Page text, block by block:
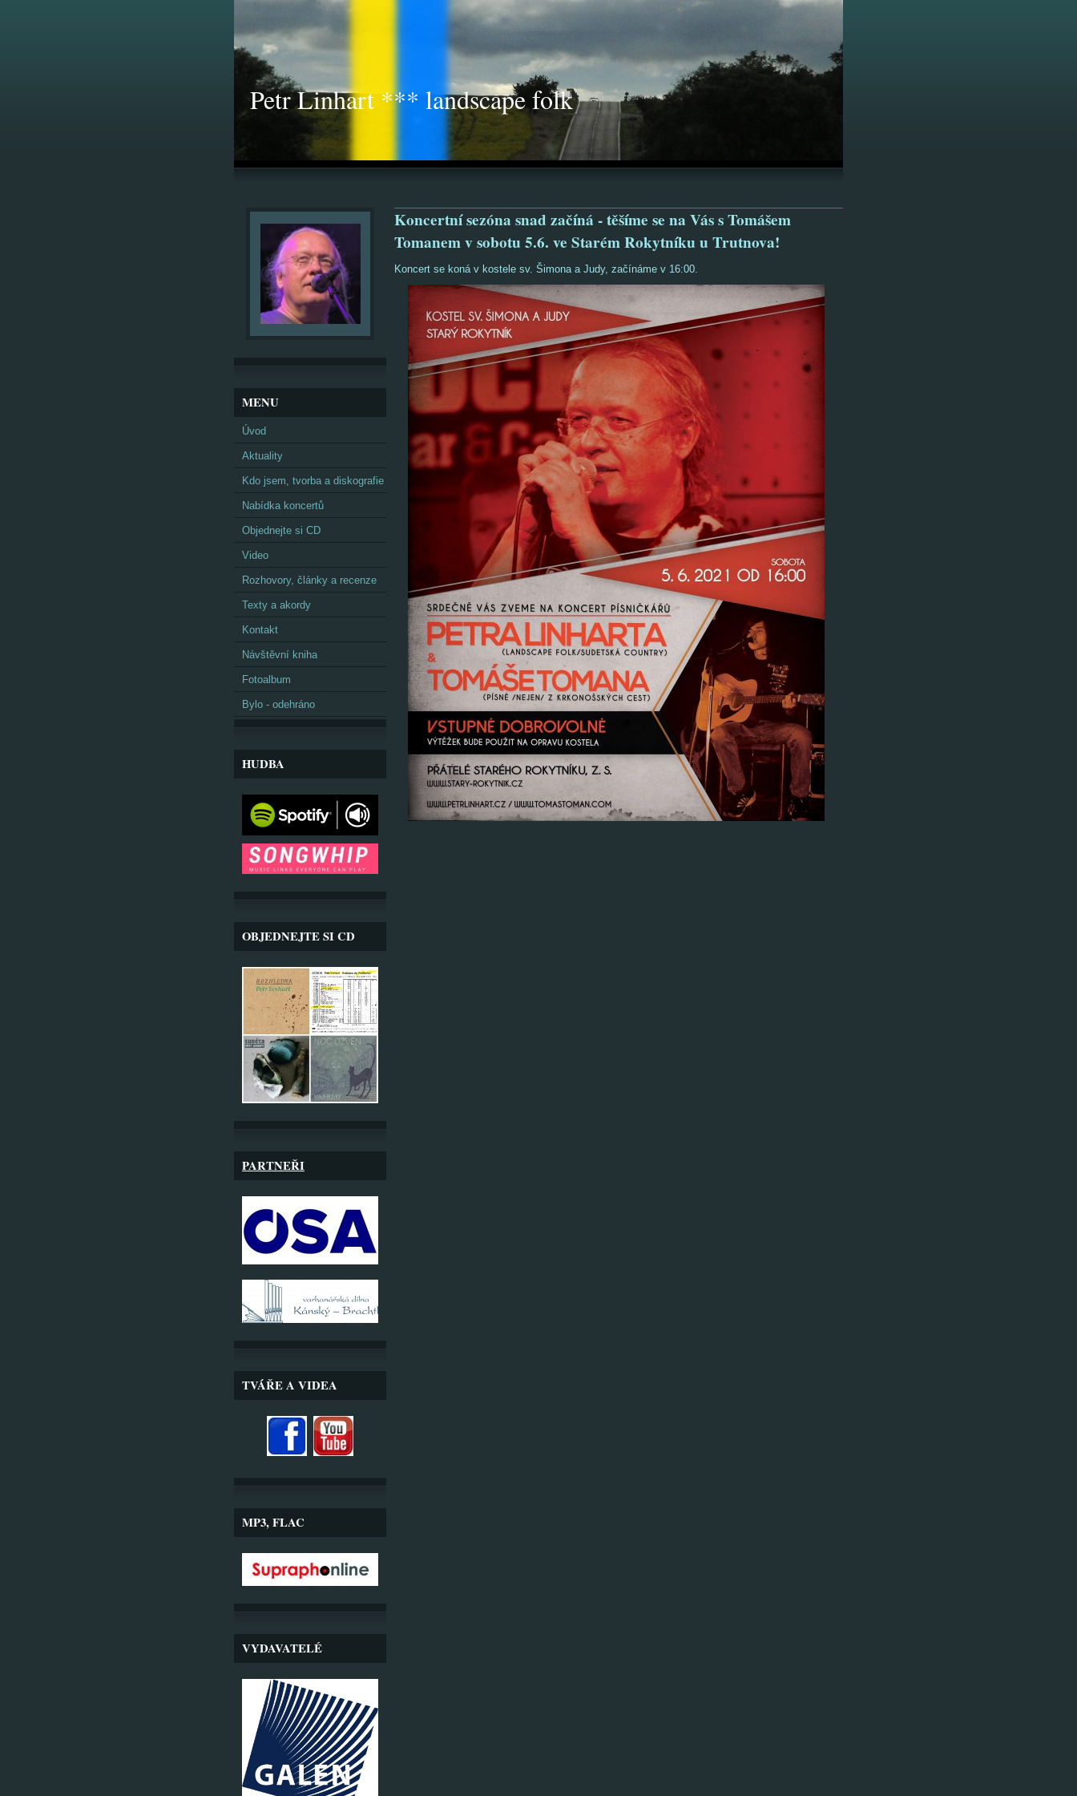
Petr Linhart *** landscape folk
Koncertní sezóna snad začíná - těšíme se na Vás s Tomášem
Tomanem v sobotu 5.6. ve Starém Rokytníku u Trutnova!
Koncert se koná v kostele sv. Šimona a Judy, začínáme v 16:00.
MENU
Úvod
Aktuality
Kdo jsem, tvorba a diskografie
Nabídka koncertů
Objednejte si CD
Video
Rozhovory, články a recenze
Texty a akordy
Kontakt
Návštěvní kniha
Fotoalbum
Bylo - odehráno
HUDBA
OBJEDNEJTE SI CD
PARTNEŘI
TVÁŘE A VIDEA
MP3, FLAC
VYDAVATELÉ